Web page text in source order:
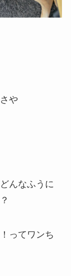
や
んなふうに
ってワンち